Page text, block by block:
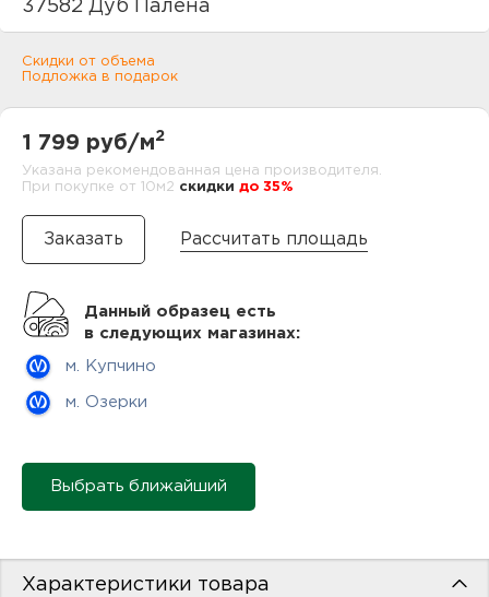
37582 Дуб Палена
Скидки от объема
Подложка в подарок
1 799 руб/м2
Указана рекомендованная цена производителя.
При покупке от 10м2 cкидки до 35%
Рассчитать площадь
Данный образец есть
в следующих магазинах:
м. Купчино
м. Озерки
Выбрать ближайший
Характеристики товара